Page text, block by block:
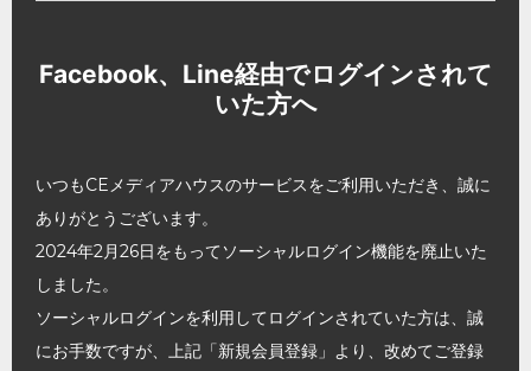
Facebook、Line経由でログインされて
いた方へ
いつもCEメディアハウスのサービスをご利用いただき、誠に
ありがとうございます。
2024年2月26日をもってソーシャルログイン機能を廃止いた
しました。
ソーシャルログインを利用してログインされていた方は、誠
にお手数ですが、上記「新規会員登録」より、改めてご登録